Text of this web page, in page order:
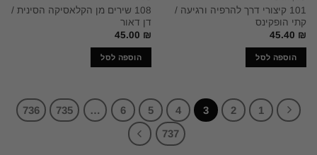
101 קיצורי דרך להרפיה ורגיעה /
קתי הופקינס
45.40 ₪
הוספה לסל
108 שירים מן הקלאסיקה הסינית /
דן דאור
45.00 ₪
הוספה לסל
1
2
3
4
5
6
…
735
736
737